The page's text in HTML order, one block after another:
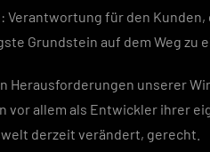
für den
Grundstein auf dem Weg zu
Herausforderungen unserer
allem als Entwickler ihrer
derzeit verändert, gerecht.